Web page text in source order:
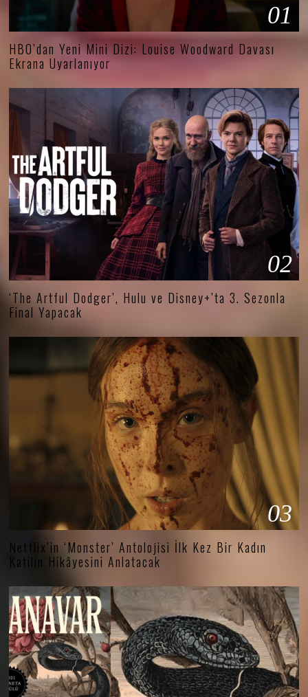
01
HBO’dan Yeni Mini Dizi: Louise Woodward Davası
Ekrana Uyarlanıyor
02
‘The Artful Dodger’, Hulu ve Disney+’ta 3. Sezonla
Final Yapacak
03
Netflix’in ‘Monster’ Antolojisi İlk Kez Bir Kadın
Katilin Hikâyesini Anlatacak